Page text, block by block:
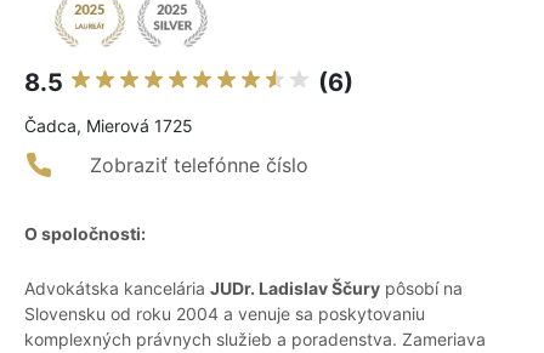
8.5 (6)
Čadca, Mierová 1725
Zobraziť telefónne číslo
O spoločnosti:
Advokátska kancelária JUDr. Ladislav Ščury pôsobí na
Slovensku od roku 2004 a venuje sa poskytovaniu
komplexných právnych služieb a poradenstva. Zameriava